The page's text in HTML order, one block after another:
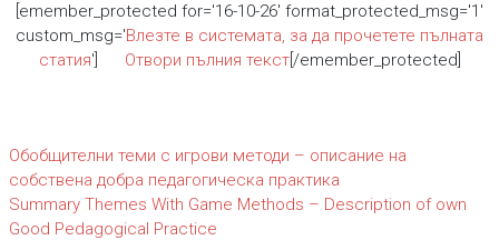
[emember_protected for='16-10-26' format_protected_msg='1'
custom_msg='Влезте в системата, за да прочетете пълната
статия'] Отвори пълния текст[/emember_protected]
Обобщителни теми с игрови методи – описание на
собствена добра педагогическа практика
Summary Themes With Game Methods – Description of own
Good Pedagogical Practice